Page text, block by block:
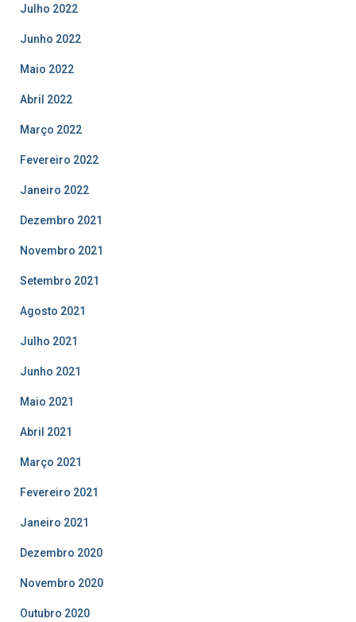
Julho 2022
Junho 2022
Maio 2022
Abril 2022
Março 2022
Fevereiro 2022
Janeiro 2022
Dezembro 2021
Novembro 2021
Setembro 2021
Agosto 2021
Julho 2021
Junho 2021
Maio 2021
Abril 2021
Março 2021
Fevereiro 2021
Janeiro 2021
Dezembro 2020
Novembro 2020
Outubro 2020